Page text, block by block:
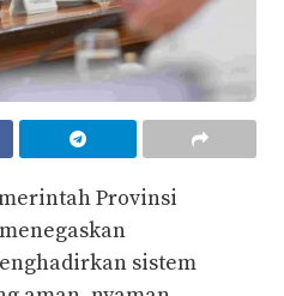
Provinsi
sistem